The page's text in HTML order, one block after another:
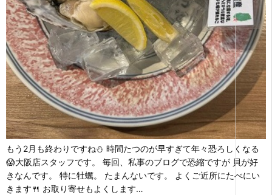
もう2月も終わりですね⛄ 時間たつのが早すぎて年々恐ろしくなる
😱大阪店スタッフです。 毎回、私事のブログで恐縮ですが 貝が好
きなんです。 特に牡蠣。 たまんないです。 よくご近所にたべにい
きます🍴 お取り寄せもよくします…